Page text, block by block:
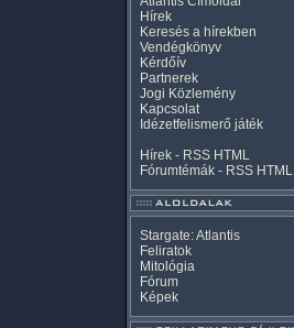
Hírek
Keresés a hírekben
Vendégkönyv
Kérdőív
Partnerek
Jogi Közlemény
Kapcsolat
Idézetfelismerő játék
Hírek - RSS HTML
Fórumtémák - RSS HTML
Stargate: Atlantis
Feliratok
Mitológia
Fórum
Képek